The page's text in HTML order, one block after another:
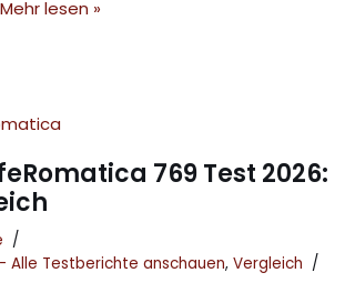
Mehr lesen »
769 Test 2026:
Alle Testberichte anschauen, Vergleich